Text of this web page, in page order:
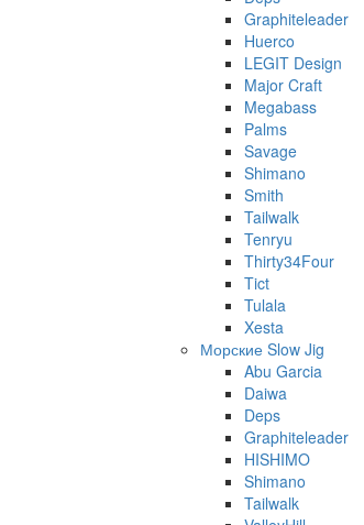
Graphiteleader
Huerco
LEGIT Design
Major Craft
Megabass
Palms
Savage
Shimano
Smith
Tailwalk
Tenryu
Thirty34Four
Tict
Tulala
Xesta
Морские Slow Jig
Abu Garcia
Daiwa
Deps
Graphiteleader
HISHIMO
Shimano
Tailwalk